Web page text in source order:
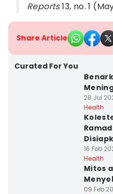
Reports13, no. 1
Share Article
Curated For You
28 Jul
Health
16 Feb
Health
Mitos
09 Feb